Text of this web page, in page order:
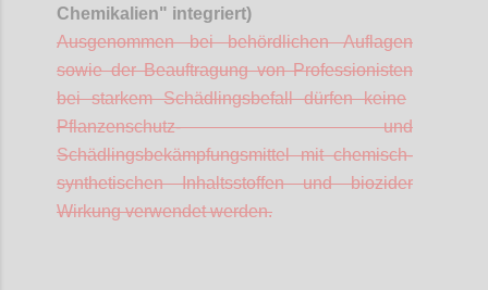
Chemikalien" integriert)
Ausgenommen bei behördlichen Auflagen
sowie der Beauftragung vonProfessionisten
bei starkem Schädlingsbefall dürfen keine
Pflanzenschutz- und
Schädlingsbekämpfungsmittel mit chemisch-
synthetischen Inhaltsstoffen undbiozider
Wirkung verwendet werden.